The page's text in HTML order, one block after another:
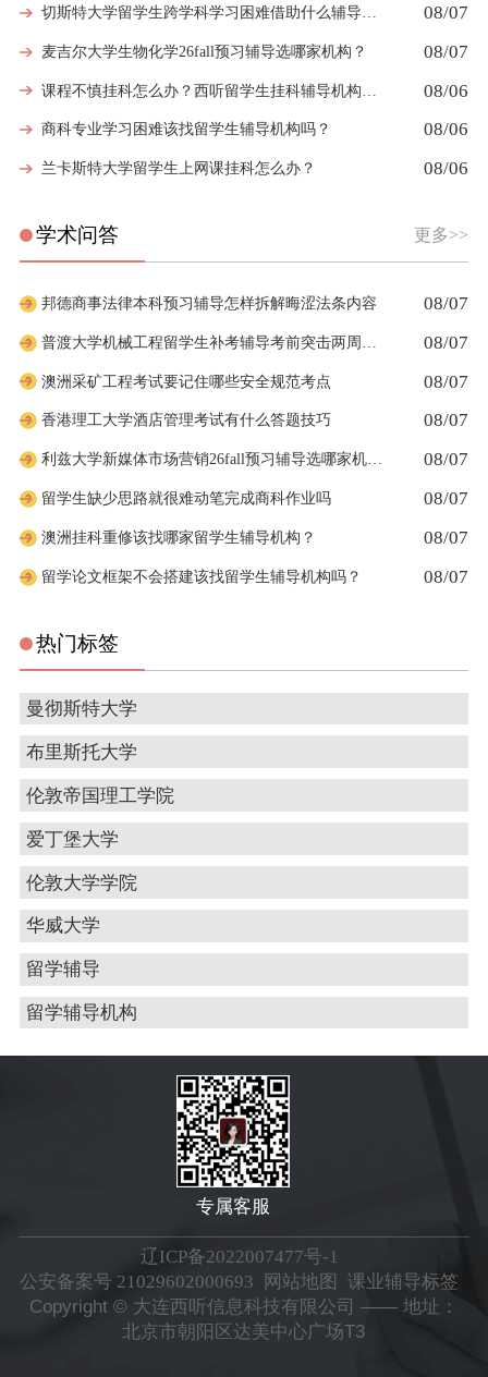
08/07
麦吉尔大学生物化学26fall预习辅导选哪家机构？ 08/07
08/06
商科专业学习困难该找留学生辅导机构吗？ 08/06
兰卡斯特大学留学生上网课挂科怎么办？ 08/06
学术问答 更多>>
邦德商事法律本科预习辅导怎样拆解晦涩法条内容 08/07
08/07
澳洲采矿工程考试要记住哪些安全规范考点 08/07
香港理工大学酒店管理考试有什么答题技巧 08/07
利兹大学新媒体市场营销26fall预习辅导选哪家机构？ 08/07
留学生缺少思路就很难动笔完成商科作业吗 08/07
澳洲挂科重修该找哪家留学生辅导机构？ 08/07
留学论文框架不会搭建该找留学生辅导机构吗？ 08/07
热门标签
曼彻斯特大学
布里斯托大学
伦敦帝国理工学院
爱丁堡大学
伦敦大学学院
华威大学
留学辅导
留学辅导机构
专属客服
辽ICP备2022007477号-1
公安备案号 21029602000693
网站地图
课业辅导标签
Copyright © 大连西听信息科技有限公司 —— 地址：
北京市朝阳区达美中心广场T3